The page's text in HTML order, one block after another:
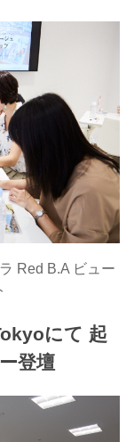
Red B.A ビュー
にて 起
登壇